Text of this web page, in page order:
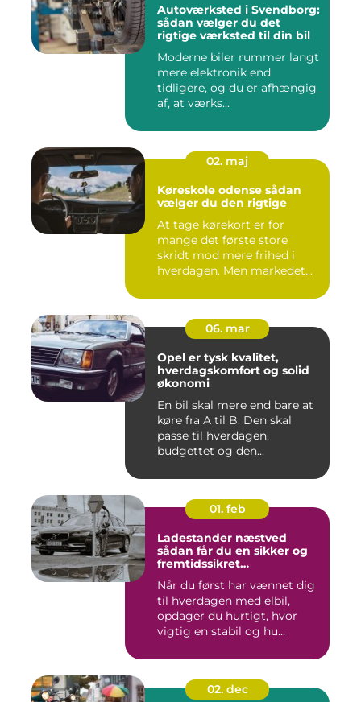
Autoværksted i Svendborg:
sådan vælger du det
rigtige værksted til din bil
Moderne biler rummer langt
mere elektronik end
tidligere, og du er afhængig
af, at værks...
02. maj
Køreskole odense sådan
vælger du den rigtige
At tage kørekort er for
mange det første store
skridt mod mere frihed i
hverdagen. Men markedet
06. mar
Opel er tysk kvalitet,
hverdagskomfort og solid
økonomi
En bil skal mere end bare at
køre fra A til B. Den skal
passe til hverdagen,
budgettet og den...
01. feb
Ladestander næstved
sådan får du en sikker og
fremtidssikret
Når du først har vænnet dig
til hverdagen med elbil,
opdager du hurtigt, hvor
vigtig en stabil og hu...
02. dec